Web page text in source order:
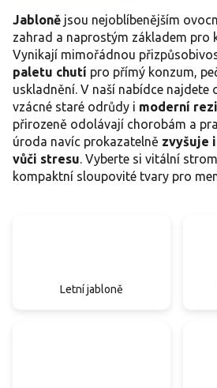
Jabloně jsou nejoblíbenějším
zahrad a naprostým základem pro
Vynikají mimořádnou
paletu chutí pro přímý konzum,
uskladnění. V naší nabídce najdete
vzácné staré odrůdy i moderní
přirozeně odolávají chorobám a
úroda navíc prokazatelně zvyšuje
vůči stresu . Vyberte si vitální
kompaktní sloupovité tvary pro
Letní jabloně